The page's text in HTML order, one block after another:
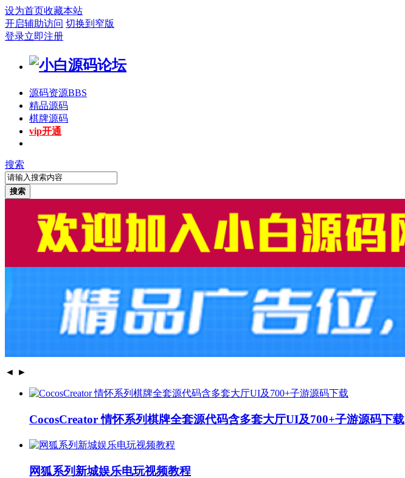
设为首页收藏本站
开启辅助访问 切换到窄版
登录立即注册
源码资源BBS
精品源码
棋牌源码
vip开通
搜索
搜索
◄ ►
CocosCreator 情怀系列棋牌全套源代码含多套大厅UI及700+子游源码下载
网狐系列新城娱乐电玩视频教程